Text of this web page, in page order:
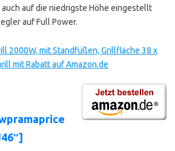
auf die niedrigste Höhe eingestellt
auf Full Power.
2000W, mit Standfüßen, Grillfläche 38 x
mit Rabatt auf Amazon.de